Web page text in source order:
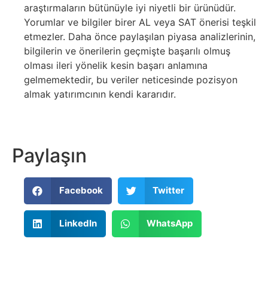
araştırmaların bütünüyle iyi niyetli bir ürünüdür.
Yorumlar ve bilgiler birer AL veya SAT önerisi teşkil
etmezler. Daha önce paylaşılan piyasa analizlerinin,
bilgilerin ve önerilerin geçmişte başarılı olmuş
olması ileri yönelik kesin başarı anlamına
gelmemektedir, bu veriler neticesinde pozisyon
almak yatırımcının kendi kararıdır.
Paylaşın
Facebook Twitter
LinkedIn WhatsApp